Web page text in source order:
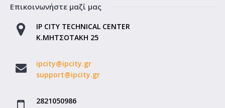
Επικοινωνήστε μαζί μας
IP CITY TECHNICAL CENTER
Κ.ΜΗΤΣΟΤΑΚΗ 25
ipcity@ipcity.gr
support@ipcity.gr
2821050986